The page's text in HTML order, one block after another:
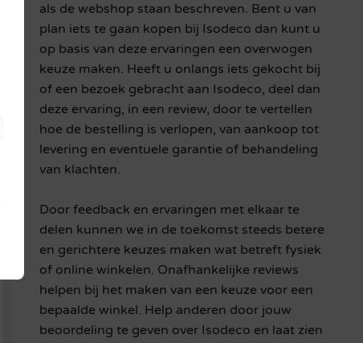
als de webshop staan beschreven. Bent u van
plan iets te gaan kopen bij Isodeco dan kunt u
op basis van deze ervaringen een overwogen
keuze maken. Heeft u onlangs iets gekocht bij
of een bezoek gebracht aan Isodeco, deel dan
deze ervaring, in een review, door te vertellen
hoe de bestelling is verlopen, van aankoop tot
levering en eventuele garantie of behandeling
van klachten.
Door feedback en ervaringen met elkaar te
delen kunnen we in de toekomst steeds betere
en gerichtere keuzes maken wat betreft fysiek
of online winkelen. Onafhankelijke reviews
helpen bij het maken van een keuze voor een
bepaalde winkel. Help anderen door jouw
beoordeling te geven over Isodeco en laat zien